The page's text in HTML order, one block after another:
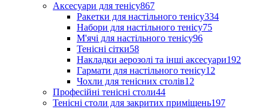
Аксесуари для тенісу867
Ракетки для настільного тенісу334
Набори для настільного тенісу75
М'ячі для настільного тенісу96
Тенісні сітки58
Накладки аерозолі та інші аксесуари192
Гармати для настільного тенісу12
Чохли для тенісних столів12
Професійні тенісні столи44
Тенісні столи для закритих приміщень197